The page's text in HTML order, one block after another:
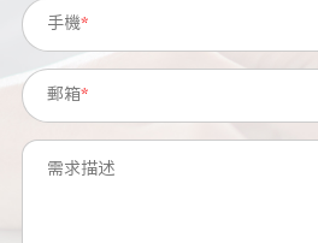
手機*
郵箱*
需求描述